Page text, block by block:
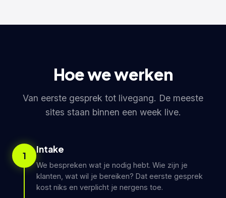
Hoe we werken
Van eerste gesprek tot livegang. De meeste
sites staan binnen een week live.
1
Intake
We bespreken wat je nodig hebt. Wie zijn je
klanten, wat wil je bereiken? Dat eerste gesprek
kost niks en verplicht je nergens toe.